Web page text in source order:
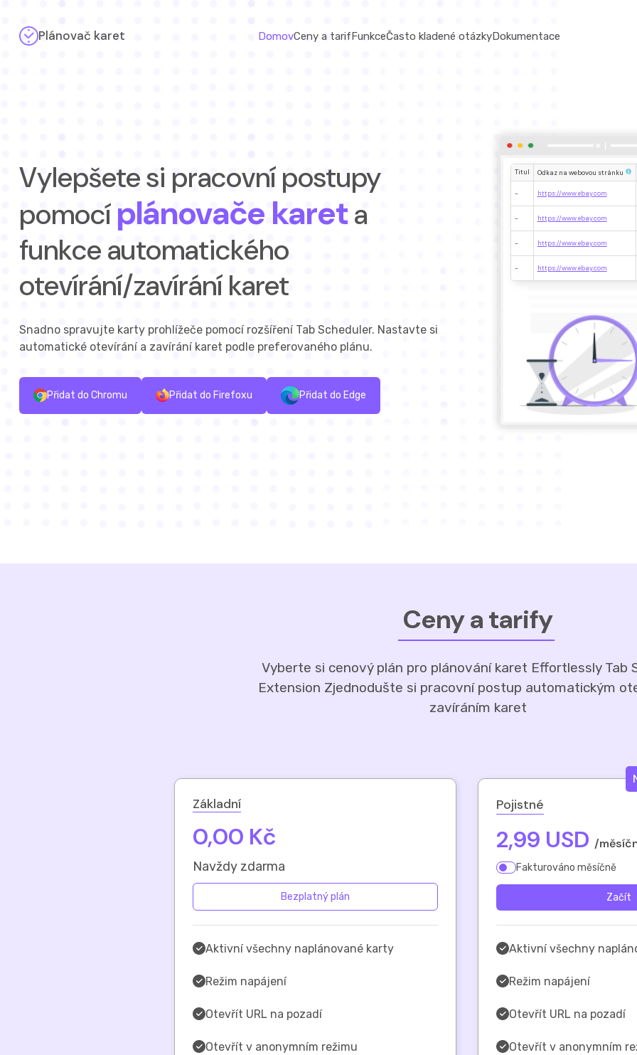
Plánovač karet DomovCeny a tarifFunkceČasto kladené otázkyDokumentace
Vylepšete si pracovní postupy
pomocíplánovače kareta
funkce automatického
otevírání/zavírání karet
Snadno spravujte karty prohlížeče pomocí rozšíření Tab Scheduler. Nastavte si
automatické otevírání a zavírání karet podle preferovaného plánu.
Přidat do Chromu Přidat do Firefoxu Přidat do Edge
Titul Odkaz na webovou stránku
- https://www.ebay.com
- https://www.ebay.com
- https://www.ebay.com
- https://www.ebay.com
Ceny a tarify
Vyberte si cenový plán pro plánování karet Effortlessly Tab
Extension Zjednodušte si pracovní postup automatickým
zavíráním karet
Základní
0,00 Kč
Navždy zdarma
Bezplatný plán
Aktivní všechny naplánované karty
Režim napájení
Otevřít URL na pozadí
Otevřít v anonymním režimu
Pojistné
2,99 USD /
Fakturováno měsíčně
Začít
Aktivní všechny
Režim napájení
Otevřít URL na pozadí
Otevřít v anonymním